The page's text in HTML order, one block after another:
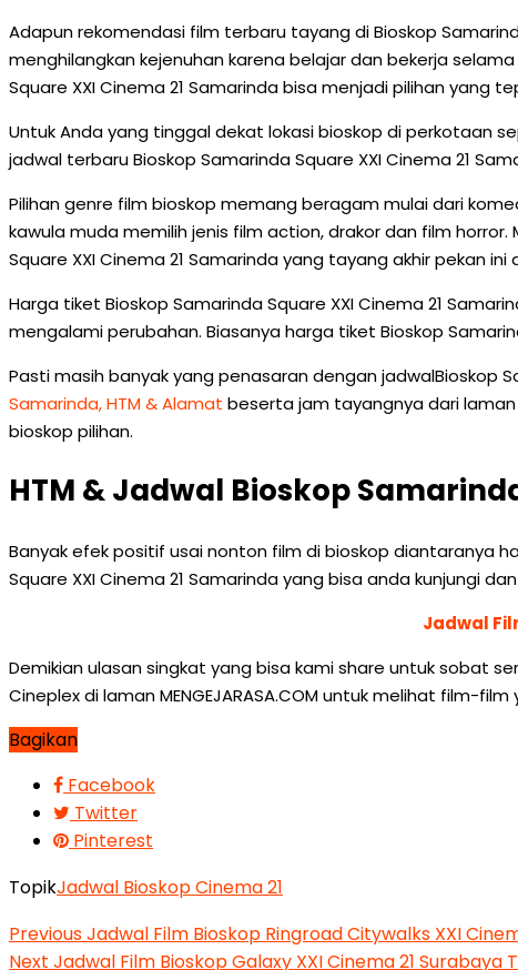
Adapun rekomendasi film terbaru tayang di Bioskop
menghilangkan kejenuhan karena belajar dan bekerja
Square XXI Cinema 21 Samarinda bisa menjadi pilihan yang
Untuk Anda yang tinggal dekat lokasi bioskop di perkotaan
jadwal terbaru Bioskop Samarinda Square XXI Cinema 21
Pilihan genre film bioskop memang beragam mulai dari
kawula muda memilih jenis film action, drakor dan film
Square XXI Cinema 21 Samarinda yang tayang akhir pekan ini
Harga tiket Bioskop Samarinda Square XXI Cinema 21
mengalami perubahan. Biasanya harga tiket Bioskop
Pasti masih banyak yang penasaran dengan jadwalBioskop
Samarinda, HTM & Alamat beserta jam tayangnya dari laman
bioskop pilihan.
HTM & Jadwal Bioskop
Banyak efek positif usai nonton film di bioskop diantaranya
Square XXI Cinema 21 Samarinda yang bisa anda kunjungi
Jadwal
Demikian ulasan singkat yang bisa kami share untuk sobat
Cineplex di laman MENGEJARASA.COM untuk melihat film-
Bagikan
Facebook
Twitter
Pinterest
TopikJadwal Bioskop Cinema 21
PreviousJadwal Film Bioskop Ringroad Citywalks XXI
Next Jadwal Film Bioskop Galaxy XXI Cinema 21